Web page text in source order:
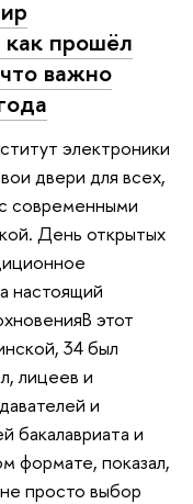
прошёл
важно
электроники
двери для всех,
современными
День открытых
настоящий
этот
34 был
лицеев и
и
бакалавриата и
формате, показал,
просто выбор